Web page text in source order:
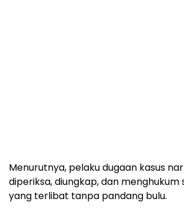
Menurutnya, pelaku dugaan kasus
diperiksa, diungkap, dan menghukum
yang terlibat tanpa pandang bulu.